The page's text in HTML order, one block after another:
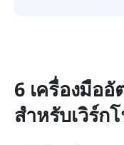
6 เครื่องมือ
สำหรับเวิร์ก